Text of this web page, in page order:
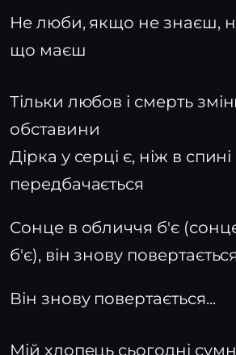
Не люби, якщо не знаєш,
що маєш
Тільки любов і смерть
обставини
Дірка у серці є, ніж в спині
передбачається
Сонце в обличчя б'є
б'є), він знову повертається
Він знову повертається...
Мій хлопець сьогодні